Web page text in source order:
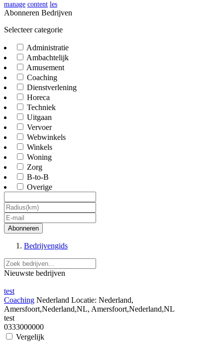
manage content les
Abonneren Bedrijven
Selecteer categorie
Administratie
Ambachtelijk
Amusement
Coaching
Dienstverlening
Horeca
Techniek
Uitgaan
Vervoer
Webwinkels
Winkels
Woning
Zorg
B-to-B
Overige
Abonneren
Bedrijvengids
Nieuwste bedrijven
test
Coaching Nederland Locatie: Nederland,
Amersfoort,Nederland,NL, Amersfoort,Nederland,NL
test
0333000000
Vergelijk